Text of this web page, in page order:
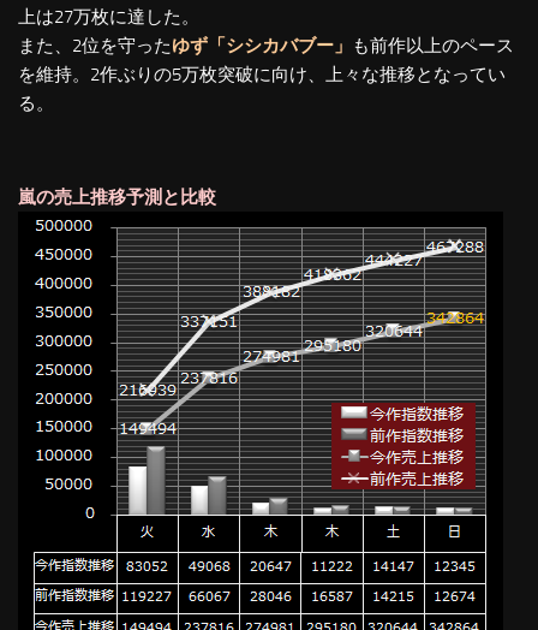
上は27万枚に達した。
また、2位を守ったゆず「シシカバブー」 も前作以上のペース
を維持。2作ぶりの5万枚突破に向け、上々な推移となってい
る。
嵐の売上推移予測と比較